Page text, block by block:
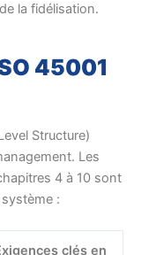
la fidélisation.
45001
Structure)
Les
4 à 10 sont
:
clés en